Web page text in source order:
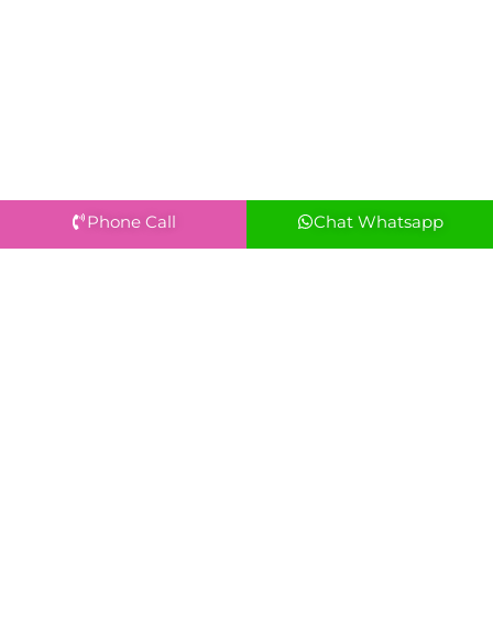
Phone Call Chat Whatsapp